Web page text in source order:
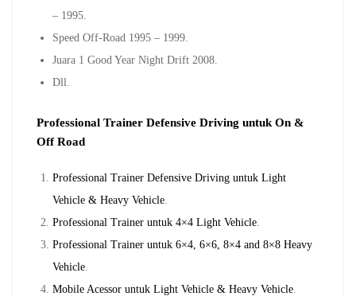
– 1995.
Speed Off-Road 1995 – 1999.
Juara 1 Good Year Night Drift 2008.
Dll.
Professional Trainer Defensive Driving untuk On &
Off Road
Professional Trainer Defensive Driving untuk Light
Vehicle & Heavy Vehicle.
Professional Trainer untuk 4×4 Light Vehicle.
Professional Trainer untuk 6×4, 6×6, 8×4 and 8×8 Heavy
Vehicle.
Mobile Acessor untuk Light Vehicle & Heavy Vehicle.